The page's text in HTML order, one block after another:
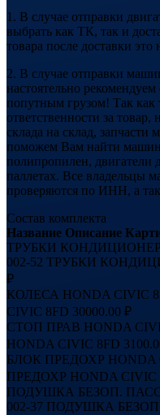
1. В случае отправки
выбрать как ТК, так и
товара после доставки это
2. В случае отправки
настоятельно рекомендуем
попутным грузом! Так как
ответственности за товар,
склада на склад,
поможем Вам найти
полипропилен, двигатели
паллетах. Все владельцы
проверяются по ИНН, а
Состав комплекта
Название Описание
ТРУБКИ КОНДИЦИОНЕРА
002-52 ТРУБКИ
₽
КОЛЕСА HONDA CIVIC
CIVIC 8FD 30000.00 ₽
СТОП ПРАВ HONDA
HONDA CIVIC 8FD
БЛОК ПРЕДОХР HONDA
ПРЕДОХР HONDA CIVIC
ПОДУШКА БЕЗОП.
002-37 ПОДУШКА